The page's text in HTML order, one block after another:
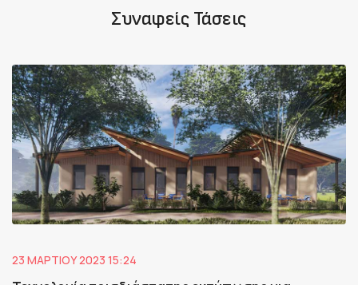
Συναφείς Τάσεις
23 ΜΑΡΤΊΟΥ 2023 15:24